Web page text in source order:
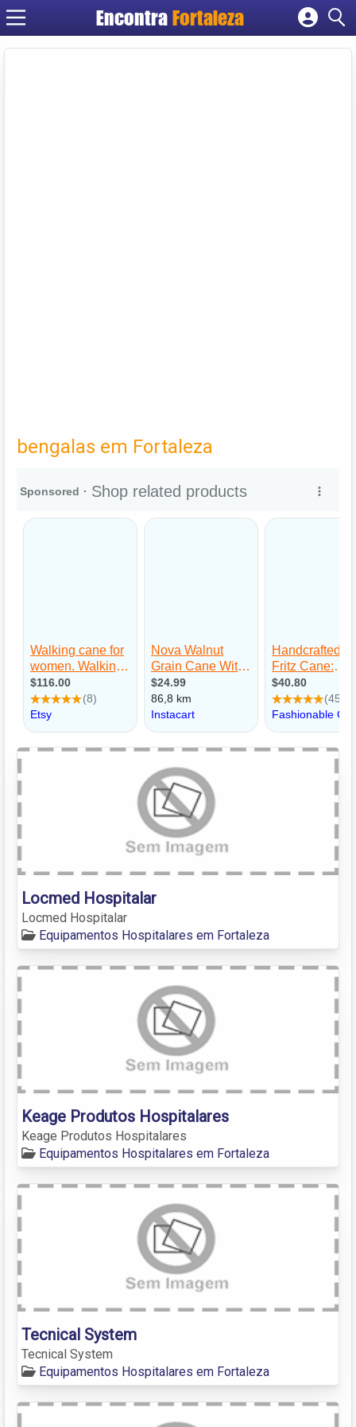
EncontraFortaleza
Cadastrar empresa
bengalas em Fortaleza
Locmed Hospitalar
Locmed Hospitalar
Equipamentos Hospitalares em Fortaleza
Keage Produtos Hospitalares
Keage Produtos Hospitalares
Equipamentos Hospitalares em Fortaleza
Tecnical System
Tecnical System
Equipamentos Hospitalares em Fortaleza